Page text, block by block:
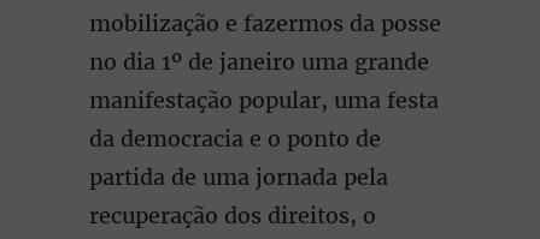
mobilização e fazermos da posse
no dia 1º de janeiro uma grande
manifestação popular, uma festa
da democracia e o ponto de
partida de uma jornada pela
recuperação dos direitos, o